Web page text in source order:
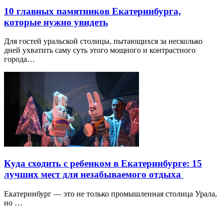
10 главных памятников Екатеринбурга,
которые нужно увидеть
Для гостей уральской столицы, пытающихся за несколько
дней ухватить саму суть этого мощного и контрастного
города…
Куда сходить с ребенком в Екатеринбурге: 15
лучших мест для незабываемого отдыха
Екатеринбург — это не только промышленная столица Урала,
но …